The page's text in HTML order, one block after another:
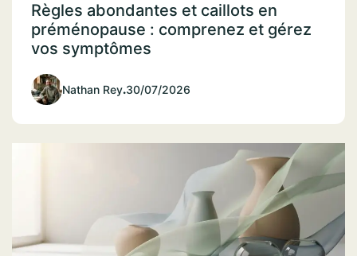
Règles abondantes et caillots en
préménopause : comprenez et gérez
vos symptômes
Nathan Rey.30/07/2026